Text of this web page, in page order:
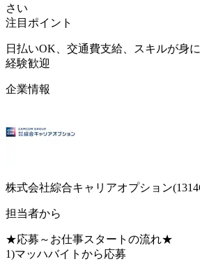
さい
注目ポイント
日払いOK、交通費支給、スキルが身
経験歓迎
企業情報
株式会社綜合キャリアオプション
担当者から
★応募～お仕事スタートの流れ★
1)マッハバイトから応募